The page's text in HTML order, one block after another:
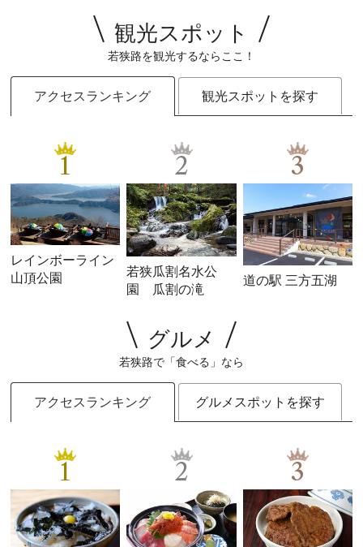
観光スポット
若狭路を観光するならここ！
アクセスランキング 観光スポットを探す
1
レインボーライン
山頂公園
2
若狭瓜割名水公
園 瓜割の滝
3
道の駅 三方五湖
グルメ
若狭路で「食べる」なら
アクセスランキング グルメスポットを探す
1 2 3